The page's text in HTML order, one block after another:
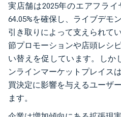
実店舗は2025年のエアフラ
64.05%を確保し、ライブデモ
引き取りによって支えられて
節プロモーションや店頭レシ
い替えを促しています。しか
ンラインマーケットプレイス
買決定に影響を与えるユーザ
ます。